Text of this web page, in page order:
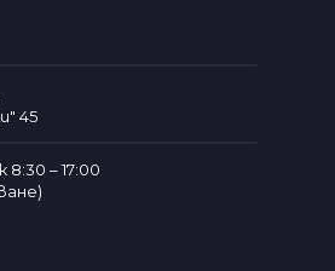
45
– 17:00